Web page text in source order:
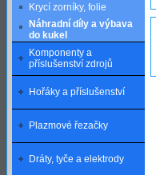
Krycí zorníky, folie
Náhradní díly a výbava
do kukel
Komponenty a
příslušenství zdrojů
Hořáky a příslušenství
Plazmové řezačky
Dráty, tyče a elektrody